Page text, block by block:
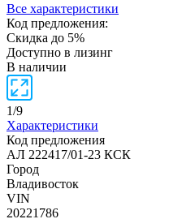
Все характеристики
Код предложения:
Скидка до 5%
Доступно в лизинг
В наличии
1/9
Характеристики
Код предложения
АЛ 222417/01-23 КСК
Город
Владивосток
VIN
20221786